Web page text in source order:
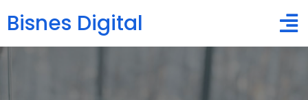
Bisnes Digital